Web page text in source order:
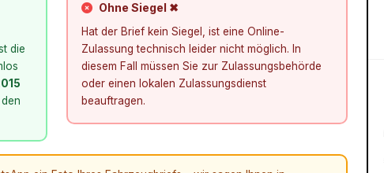
die
Ohne Siegel ✖
Hat der Brief kein Siegel, ist eine Online-
Zulassung technisch leider nicht möglich. In
diesem Fall müssen Sie zur Zulassungsbehörde
oder einen lokalen Zulassungsdienst
beauftragen.